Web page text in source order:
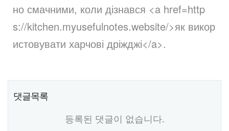
но смачними, коли дізнався <a href=http
s://kitchen.myusefulnotes.website/>як викор
истовувати харчові дріжджі</a>.
댓글목록
등록된 댓글이 없습니다.